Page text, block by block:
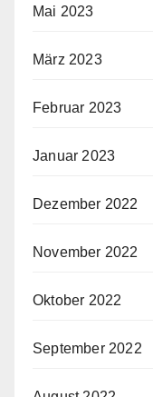
Mai 2023
März 2023
Februar 2023
Januar 2023
Dezember 2022
November 2022
Oktober 2022
September 2022